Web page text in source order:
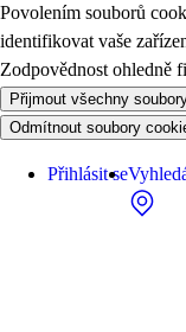
Povolením souborů
identifikovat vaše
Zodpovědnost ohledně
Přijmout všechny
Odmítnout soubory
Přihlásit se